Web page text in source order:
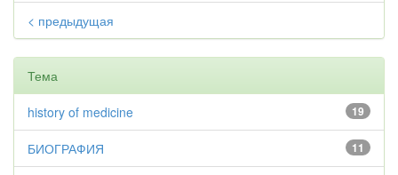
< предыдущая
Тема
19
history of medicine
11
БИОГРАФИЯ